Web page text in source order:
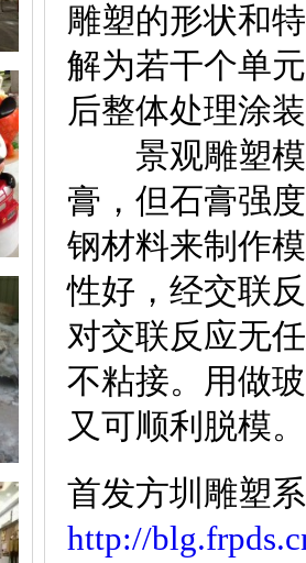
雕塑的形状和
解为若干个单
后整体处理涂
景观雕塑模
膏，但石膏强
钢材料来制作
性好，经交联
对交联反应无
不粘接。用做
又可顺利脱模。
首发方圳雕塑
http://